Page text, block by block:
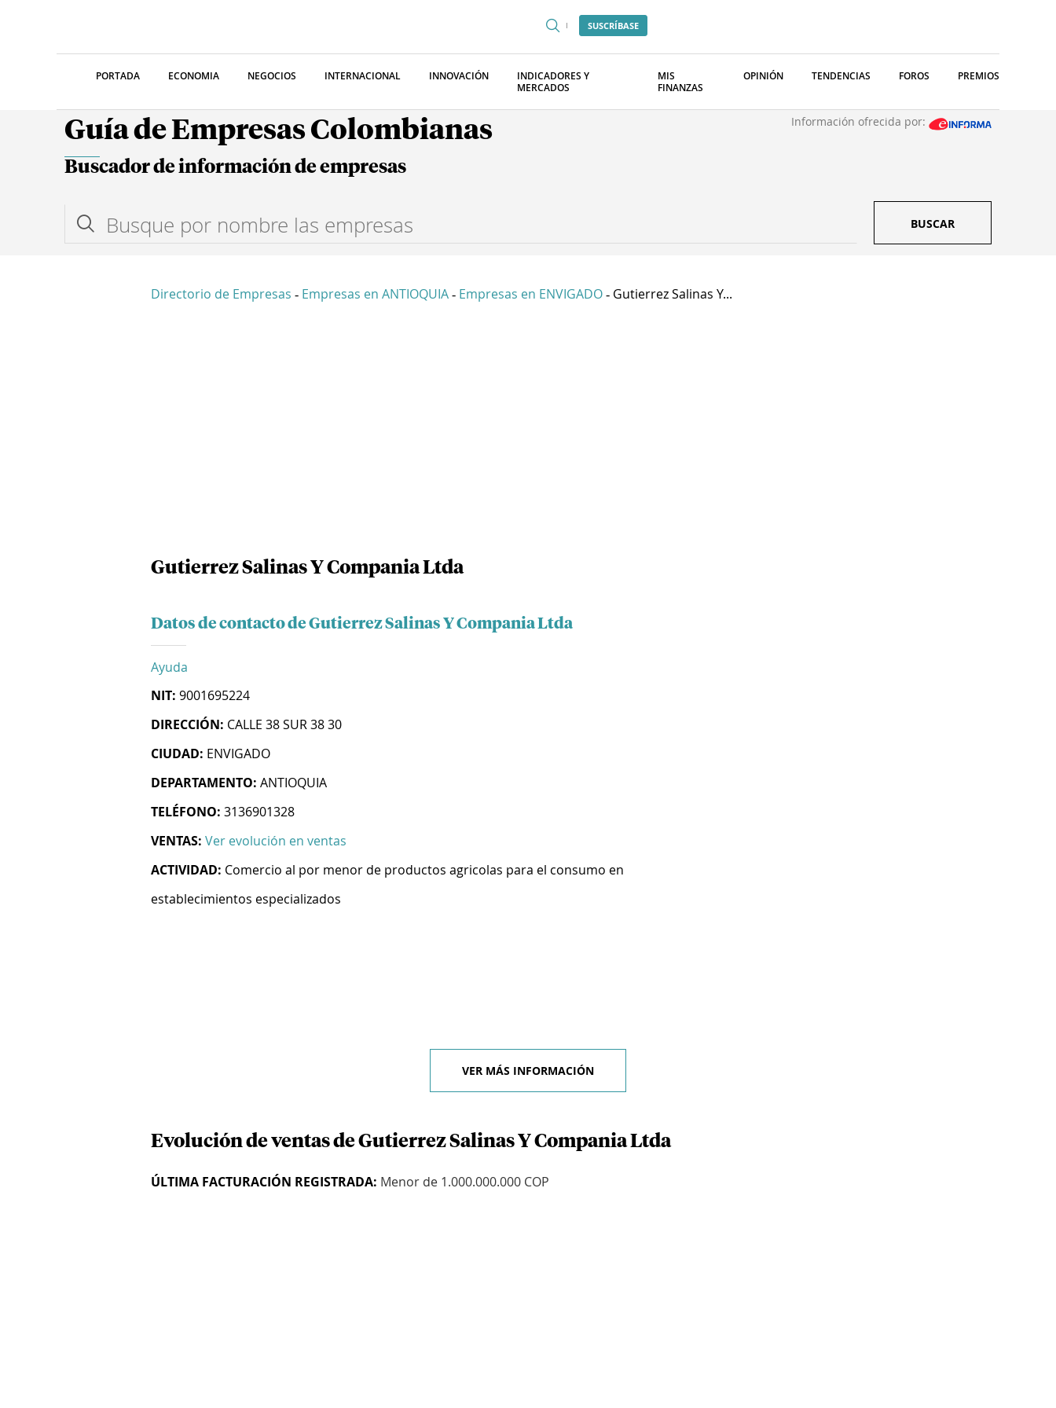
SUSCRÍBASE
PORTADA ECONOMIA NEGOCIOS INTERNACIONAL INNOVACIÓN
INDICADORES Y
MERCADOS
MIS
FINANZAS
OPINIÓN TENDENCIAS FOROS PREMIOS
Guía de Empresas Colombianas Información ofrecida por:
Buscador de información de empresas
BUSCAR
Directorio de Empresas - Empresas en ANTIOQUIA - Empresas en ENVIGADO - Gutierrez Salinas Y...
Gutierrez Salinas Y Compania Ltda
Datos de contacto de Gutierrez Salinas Y Compania Ltda
Ayuda
NIT: 9001695224
DIRECCIÓN: CALLE 38 SUR 38 30
CIUDAD: ENVIGADO
DEPARTAMENTO: ANTIOQUIA
TELÉFONO: 3136901328
VENTAS: Ver evolución en ventas
ACTIVIDAD: Comercio al por menor de productos agricolas para el consumo en
establecimientos especializados
VER MÁS INFORMACIÓN
Evolución de ventas de Gutierrez Salinas Y Compania Ltda
ÚLTIMA FACTURACIÓN REGISTRADA: Menor de 1.000.000.000 COP